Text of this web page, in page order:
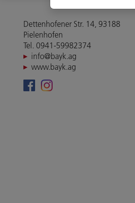
Dettenhofener Str. 14, 93188
Pielenhofen
Tel. 0941-59982374
info@bayk.ag
www.bayk.ag